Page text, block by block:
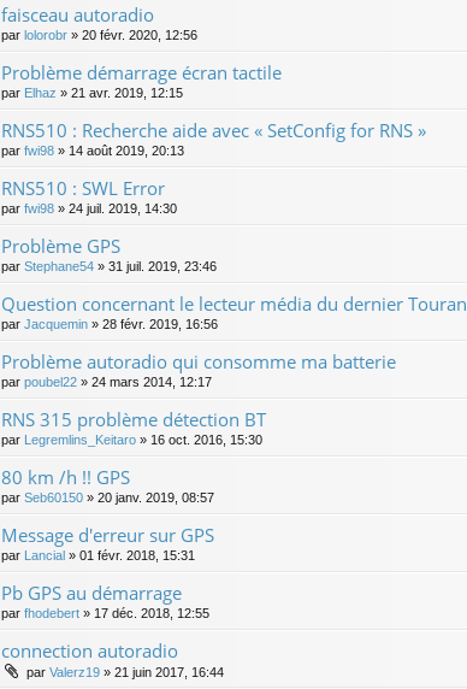
faisceau autoradio
par lolorobr » 20 févr. 2020, 12:56
Problème démarrage écran tactile
par Elhaz » 21 avr. 2019, 12:15
RNS510 : Recherche aide avec « SetConfig for RNS »
par fwi98 » 14 août 2019, 20:13
RNS510 : SWL Error
par fwi98 » 24 juil. 2019, 14:30
Problème GPS
par Stephane54 » 31 juil. 2019, 23:46
Question concernant le lecteur média du dernier Touran
par Jacquemin » 28 févr. 2019, 16:56
Problème autoradio qui consomme ma batterie
par poubel22 » 24 mars 2014, 12:17
RNS 315 problème détection BT
par Legremlins_Keitaro » 16 oct. 2016, 15:30
80 km /h !! GPS
par Seb60150 » 20 janv. 2019, 08:57
Message d'erreur sur GPS
par Lancial » 01 févr. 2018, 15:31
Pb GPS au démarrage
par fhodebert » 17 déc. 2018, 12:55
connection autoradio
par Valerz19 » 21 juin 2017, 16:44